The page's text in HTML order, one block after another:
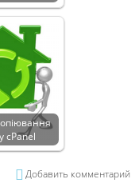
cPanel
Добавить комментарий